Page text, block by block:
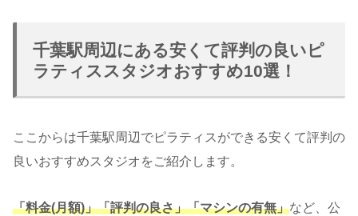
千葉駅周辺にある安くて評判の良いピ
ラティススタジオおすすめ10選！
ここからは千葉駅周辺でピラティスができる安くて評判の
良いおすすめスタジオをご紹介します。
「料金(月額)」「評判の良さ」「マシンの有無」など、公